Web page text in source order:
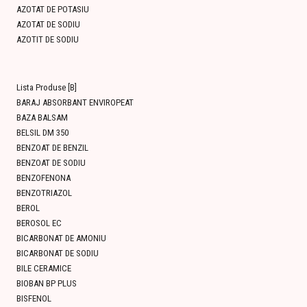
AZOTAT DE POTASIU
AZOTAT DE SODIU
AZOTIT DE SODIU
Lista Produse [B]
BARAJ ABSORBANT ENVIROPEAT
BAZA BALSAM
BELSIL DM 350
BENZOAT DE BENZIL
BENZOAT DE SODIU
BENZOFENONA
BENZOTRIAZOL
BEROL
BEROSOL EC
BICARBONAT DE AMONIU
BICARBONAT DE SODIU
BILE CERAMICE
BIOBAN BP PLUS
BISFENOL